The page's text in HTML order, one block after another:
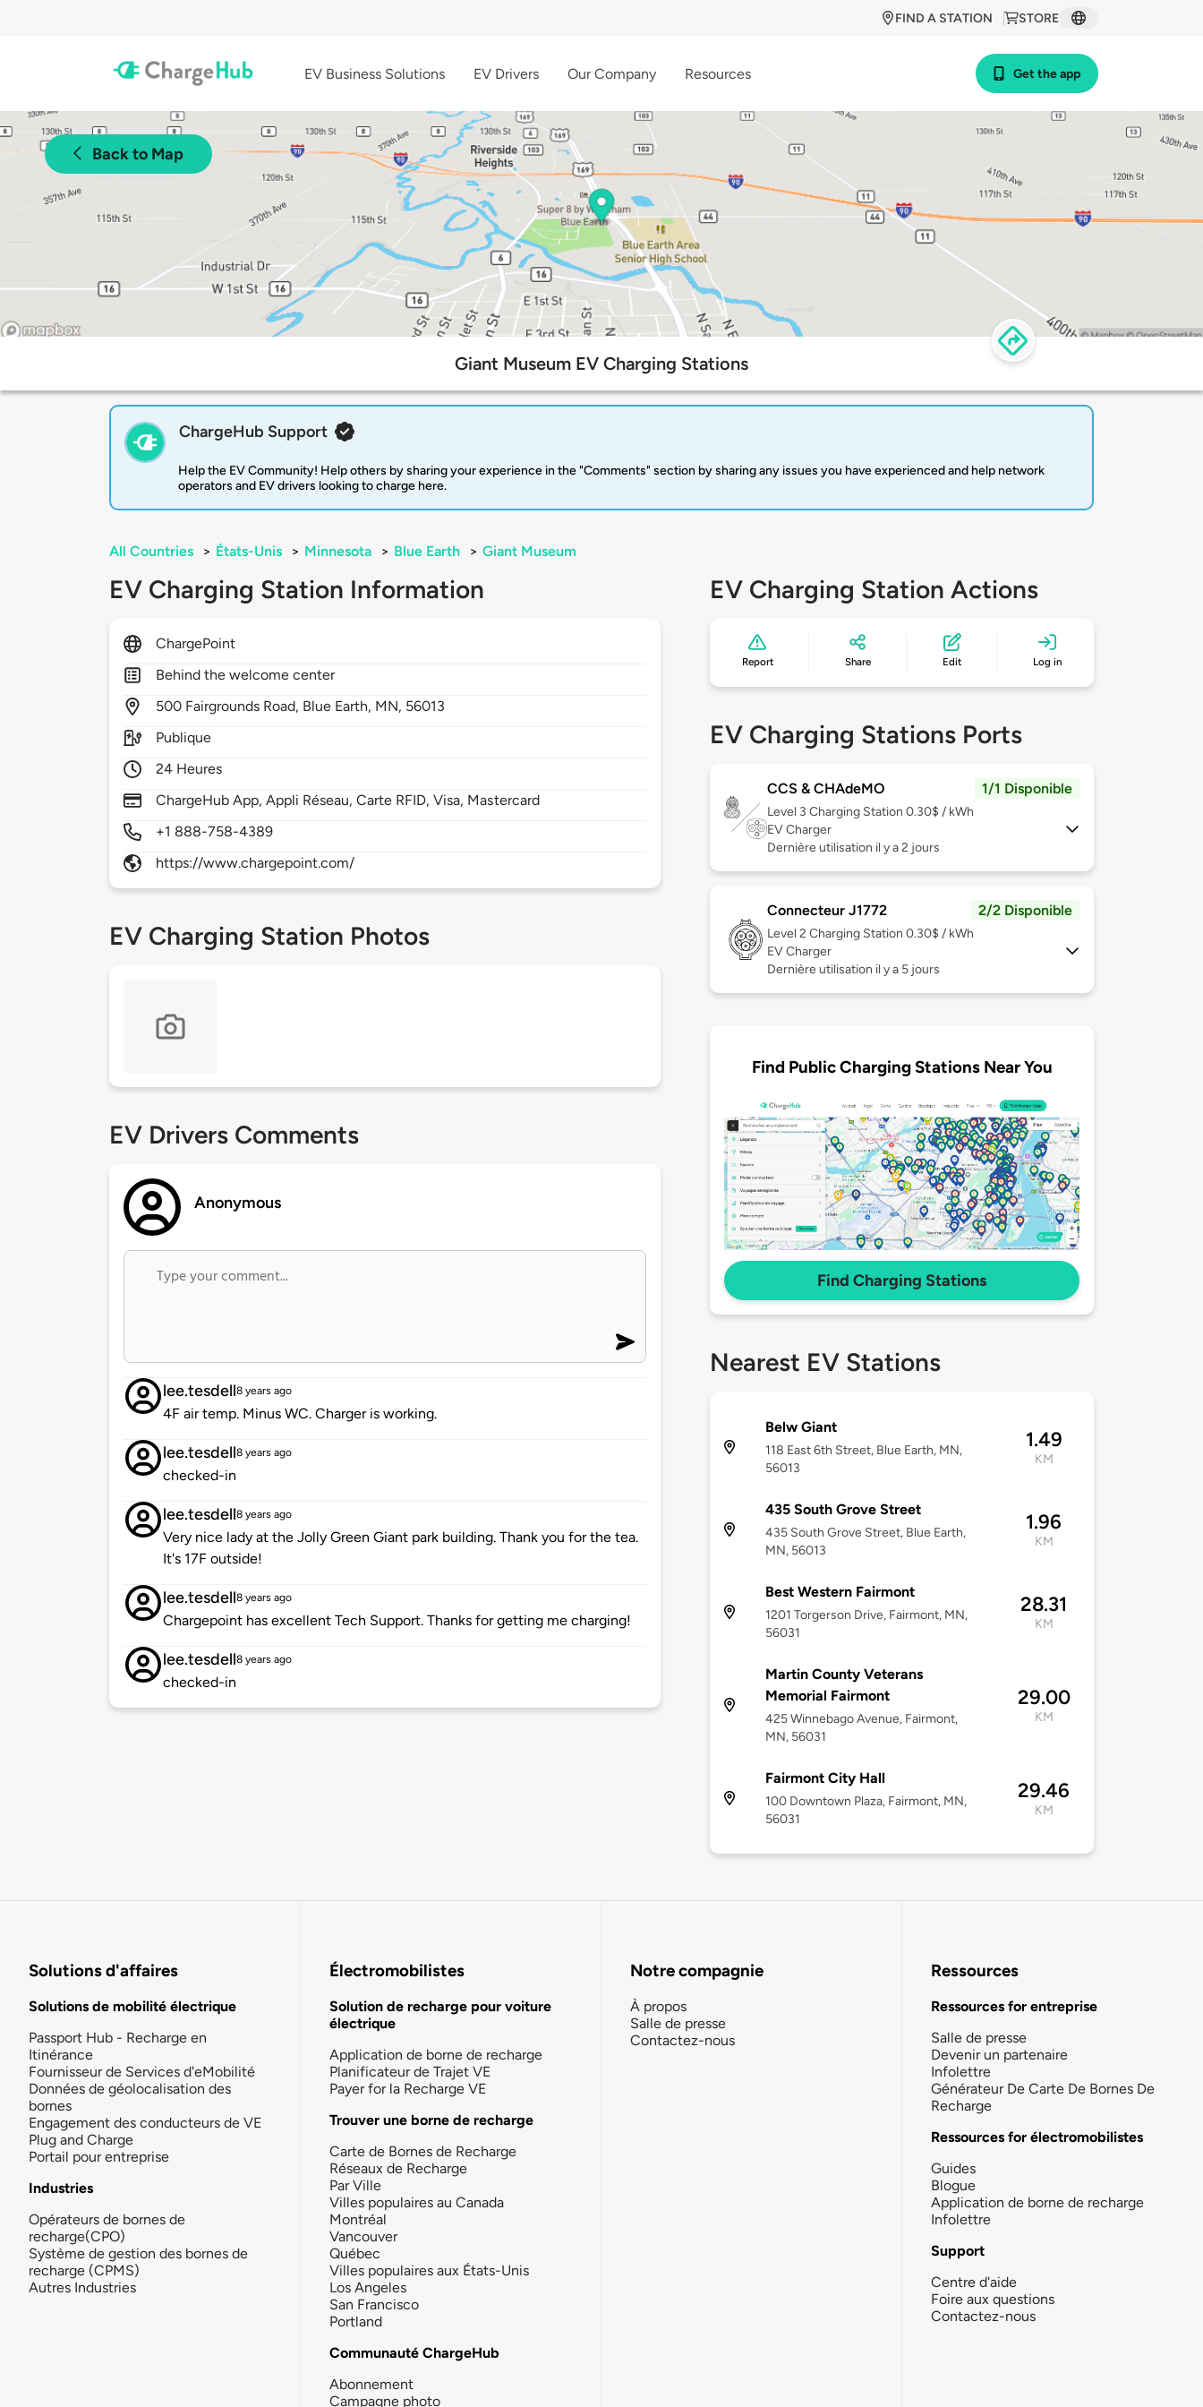
STORE
FIND A STATION
EV Business Solutions EV Drivers Our Company Resources Get the app
Back to Map
Giant Museum EV Charging Stations
ChargeHub Support
Help the EV Community! Help others by sharing your experience in the "Comments" section by sharing any issues you have experienced and help network
operators and EV drivers looking to charge here.
All Countries > États-Unis > Minnesota > Blue Earth > Giant Museum
EV Charging Station Information
ChargePoint
Behind the welcome center
500 Fairgrounds Road, Blue Earth, MN, 56013
Publique
24 Heures
ChargeHub App, Appli Réseau, Carte RFID, Visa, Mastercard
+1 888-758-4389
https://www.chargepoint.com/
EV Charging Station Photos
EV Drivers Comments
Anonymous
lee.tesdell8 years ago
4F air temp. Minus WC. Charger is working.
lee.tesdell8 years ago
checked-in
lee.tesdell8 years ago
Very nice lady at the Jolly Green Giant park building. Thank you for the tea.
It's 17F outside!
lee.tesdell8 years ago
Chargepoint has excellent Tech Support. Thanks for getting me charging!
lee.tesdell8 years ago
checked-in
EV Charging Station Actions
Report Share Edit Log in
EV Charging Stations Ports
CCS & CHAdeMO 1/1 Disponible
Level 3 Charging Station 0.30$ / kWh
EV Charger
Dernière utilisation il y a 2 jours
Connecteur J1772 2/2 Disponible
Level 2 Charging Station 0.30$ / kWh
EV Charger
Dernière utilisation il y a 5 jours
Find Public Charging Stations Near You
Find Charging Stations
Nearest EV Stations
Belw Giant
118 East 6th Street, Blue Earth, MN,
56013
1.49
KM
435 South Grove Street
435 South Grove Street, Blue Earth,
MN, 56013
1.96
KM
Best Western Fairmont
1201 Torgerson Drive, Fairmont, MN,
56031
28.31
KM
Martin County Veterans
Memorial Fairmont
425 Winnebago Avenue, Fairmont,
MN, 56031
29.00
KM
Fairmont City Hall
100 Downtown Plaza, Fairmont, MN,
56031
29.46
KM
Solutions d'affaires
Solutions de mobilité électrique
Passport Hub - Recharge en
Itinérance
Fournisseur de Services d'eMobilité
Données de géolocalisation des
bornes
Engagement des conducteurs de VE
Plug and Charge
Portail pour entreprise
Industries
Opérateurs de bornes de
recharge(CPO)
Système de gestion des bornes de
recharge (CPMS)
Autres Industries
Électromobilistes
Solution de recharge pour voiture
électrique
Application de borne de recharge
Planificateur de Trajet VE
Payer for la Recharge VE
Trouver une borne de recharge
Carte de Bornes de Recharge
Réseaux de Recharge
Par Ville
Villes populaires au Canada
Montréal
Vancouver
Québec
Villes populaires aux États-Unis
Los Angeles
San Francisco
Portland
Communauté ChargeHub
Abonnement
Campagne photo
Notre compagnie
À propos
Salle de presse
Contactez-nous
Ressources
Ressources for entreprise
Salle de presse
Devenir un partenaire
Infolettre
Générateur De Carte De Bornes De
Recharge
Ressources for électromobilistes
Guides
Blogue
Application de borne de recharge
Infolettre
Support
Centre d'aide
Foire aux questions
Contactez-nous